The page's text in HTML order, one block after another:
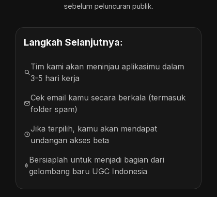
sebelum peluncuran publik.
Langkah Selanjutnya:
Tim kami akan meninjau aplikasimu dalam
3-5 hari kerja
Cek email kamu secara berkala (termasuk
folder spam)
Jika terpilih, kamu akan mendapat
undangan akses beta
Bersiaplah untuk menjadi bagian dari
gelombang baru UGC Indonesia